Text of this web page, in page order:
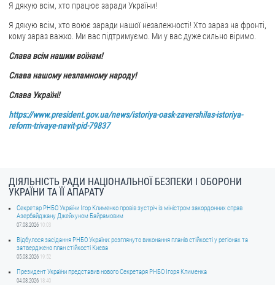
Я дякую всім, хто працює заради України!
Я дякую всім, хто воює заради нашої незалежності! Хто зараз на фронті,
кому зараз важко. Ми вас підтримуємо. Ми у вас дуже сильно віримо.
Слава всім нашим воїнам!
Слава нашому незламному народу!
Слава Україні!
https://www.president.gov.ua/news/istoriya-oask-zavershilas-istoriya-
reform-trivaye-navit-pid-79837
ДІЯЛЬНІСТЬ РАДИ НАЦІОНАЛЬНОЇ БЕЗПЕКИ І ОБОРОНИ
УКРАЇНИ ТА ЇЇ АПАРАТУ
Секретар РНБО України Ігор Клименко провів зустріч із міністром закордонних справ
Азербайджану Джейхуном Байрамовим
07.08.2026 10:03
Відбулося засідання РНБО України: розглянуто виконання планів стійкості у регіонах та
затверджено план стійкості Києва
05.08.2026 19:52
Президент України представив нового Секретаря РНБО Ігоря Клименка
04.08.2026 18:40